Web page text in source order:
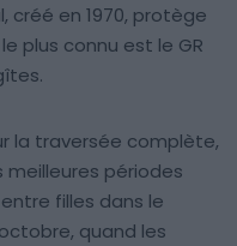
créé en 1970, protège
plus connu est le GR
la traversée complète,
périodes
filles dans le
quand les